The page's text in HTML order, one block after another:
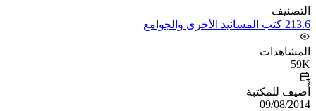
التصنيف
213.6 كتب المسانيد الأخرى والجوامع
المشاهدات
59K
أُضيف للمكتبة
09/08/2014